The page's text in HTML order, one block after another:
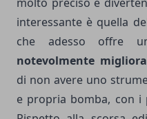
interessante è quella
che adesso offre
notevolmente
di non avere uno
e propria bomba, con